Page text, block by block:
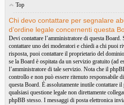
Top
Chi devo contattare per segnalare
d’ordine legale concernenti questa
Devi contattare l’amministratore di questa
contattare uno dei moderatori e chiedi a chi puoi
risposta, puoi contattare il proprietario del
se la Board è ospitata da un servizio gratuito (ad
l’amministratore di tale servizio. Nota che il
controllo e non può essere ritenuto responsabile
questa Board. È assolutamente inutile contattare
qualsiasi questione legale non direttamente
phpBB stesso. I messaggi di posta elettronica